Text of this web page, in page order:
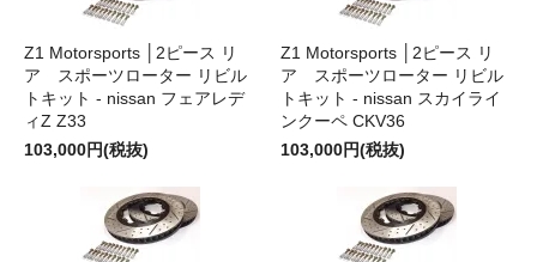
Z1 Motorsports │2ピース リ
ア スポーツローター リビル
トキット - nissan フェアレデ
ィZ Z33
103,000円(税抜)
Z1 Motorsports │2ピース リ
ア スポーツローター リビル
トキット - nissan スカイライ
ンクーペ CKV36
103,000円(税抜)